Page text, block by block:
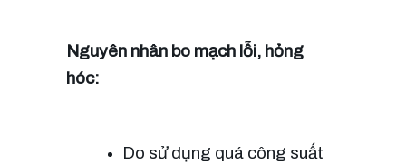
Nguyên nhân bo mạch lỗi, hỏng
hóc:
Do sử dụng quá công suất